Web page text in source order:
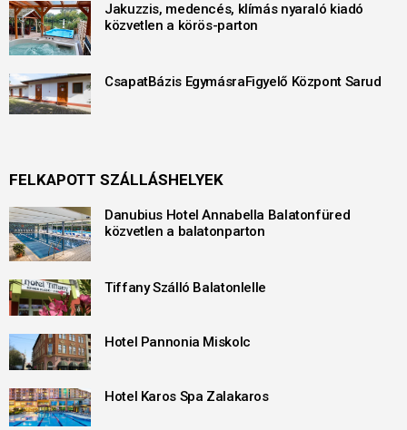
Jakuzzis, medencés, klímás nyaraló kiadó
közvetlen a körös-parton
CsapatBázis EgymásraFigyelő Központ Sarud
FELKAPOTT SZÁLLÁSHELYEK
Danubius Hotel Annabella Balatonfüred
közvetlen a balatonparton
Tiffany Szálló Balatonlelle
Hotel Pannonia Miskolc
Hotel Karos Spa Zalakaros